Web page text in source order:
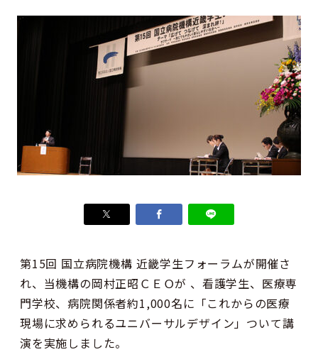
第15回 国立病院機構 近畿学生フォーラムが開催さ
れ、当機構の岡村正昭ＣＥＯが 、看護学生、医療専
門学校、病院関係者約1,000名に「これからの医療
現場に求められるユニバーサルデザイン」ついて講
演を実施しました。